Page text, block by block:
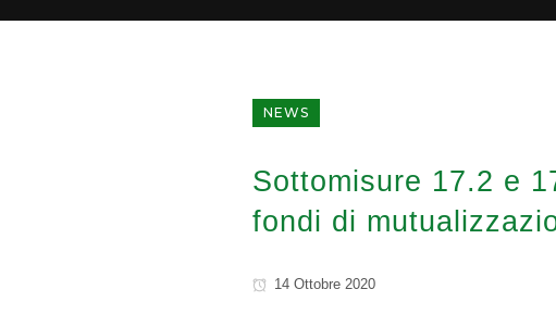
NEWS
Sottomisure 17.2 e
fondi di
14 Ottobre 2020